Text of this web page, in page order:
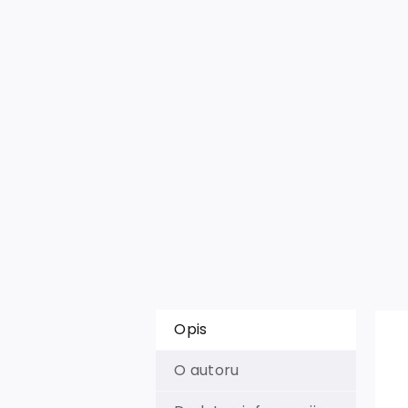
Opis
O autoru